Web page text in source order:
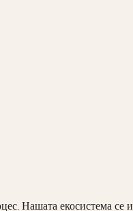
Нашата екосистема се